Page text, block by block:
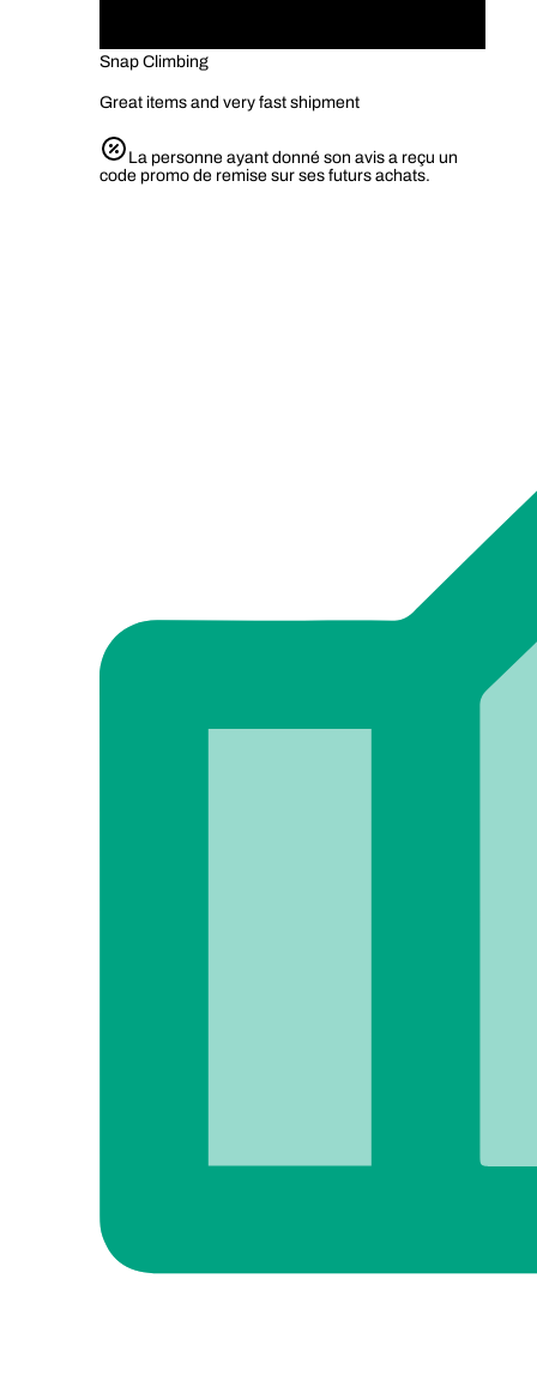
Snap Climbing
Great items and very fast shipment
La personne ayant donné son avis a reçu un
code promo de remise sur ses futurs achats.